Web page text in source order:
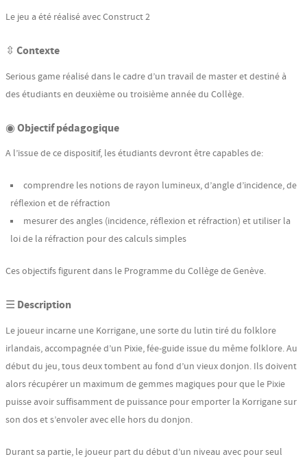
Le jeu a été réalisé avec Construct 2
⇳ Contexte
Serious game réalisé dans le cadre d’un travail de master et destiné à
des étudiants en deuxième ou troisième année du Collège.
◉ Objectif pédagogique
A l’issue de ce dispositif, les étudiants devront être capables de:
comprendre les notions de rayon lumineux, d’angle d’incidence, de
réflexion et de réfraction
mesurer des angles (incidence, réflexion et réfraction) et utiliser la
loi de la réfraction pour des calculs simples
Ces objectifs figurent dans le Programme du Collège de Genève.
☰ Description
Le joueur incarne une Korrigane, une sorte du lutin tiré du folklore
irlandais, accompagnée d’un Pixie, fée-guide issue du même folklore. Au
début du jeu, tous deux tombent au fond d’un vieux donjon. Ils doivent
alors récupérer un maximum de gemmes magiques pour que le Pixie
puisse avoir suffisamment de puissance pour emporter la Korrigane sur
son dos et s’envoler avec elle hors du donjon.
Durant sa partie, le joueur part du début d’un niveau avec pour seul